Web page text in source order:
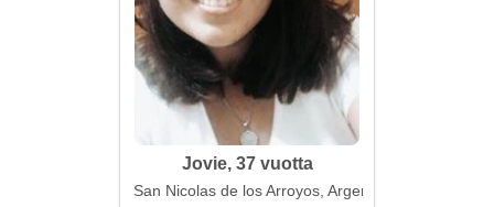
Jovie, 37 vuotta
San Nicolas de los Arroyos, Argentiina